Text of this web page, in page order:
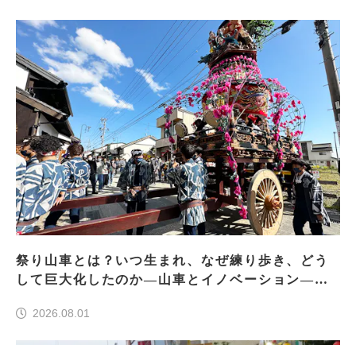
祭り山車とは？いつ生まれ、なぜ練り歩き、どう
して巨大化したのか―山車とイノベーション―＜
2026.08.01